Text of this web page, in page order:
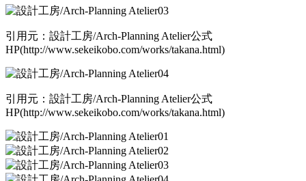
引用元：設計工房/Arch-Planning Atelier公式
HP(http://www.sekeikobo.com/works/takana.html)
引用元：設計工房/Arch-Planning Atelier公式
HP(http://www.sekeikobo.com/works/takana.html)